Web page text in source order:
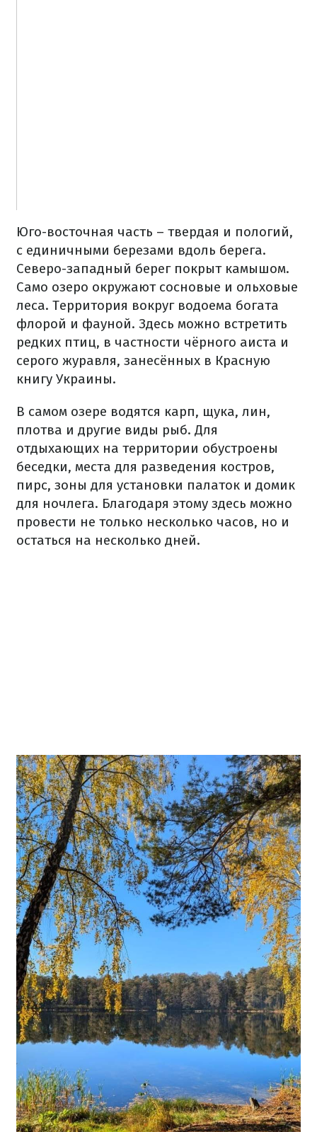
Юго-восточная часть – твердая и пологий,
с единичными березами вдоль берега.
Северо-западный берег покрыт камышом.
Само озеро окружают сосновые и ольховые
леса. Территория вокруг водоема богата
флорой и фауной. Здесь можно встретить
редких птиц, в частности чёрного аиста и
серого журавля, занесённых в Красную
книгу Украины.
В самом озере водятся карп, щука, лин,
плотва и другие виды рыб. Для
отдыхающих на территории обустроены
беседки, места для разведения костров,
пирс, зоны для установки палаток и домик
для ночлега. Благодаря этому здесь можно
провести не только несколько часов, но и
остаться на несколько дней.